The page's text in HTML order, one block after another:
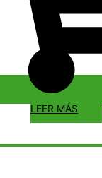
LEER MÁS